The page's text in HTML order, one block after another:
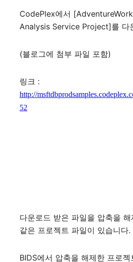
CodePlex에서
Analysis Service Project]를 다
(블로그에 첨부 파일 포함)
링크 :
http://
52
다운로드 받은 파일을 압축을
같은 프로젝트 파일이 있습니다.
BIDS에서 압축을 해제한 프로